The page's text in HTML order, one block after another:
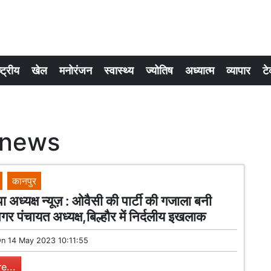
खेल मनोरंजन स्वास्थ्य ज्योतिष अध्यात्म व्यापार
कानपुर
अध्यक्ष न्यूज़ : ओवैसी की पार्टी की गजाला बनी
पंचायत अध्यक्ष,बिल्हौर में निर्दलीय इखलाक
14 May 2023 10:11:55